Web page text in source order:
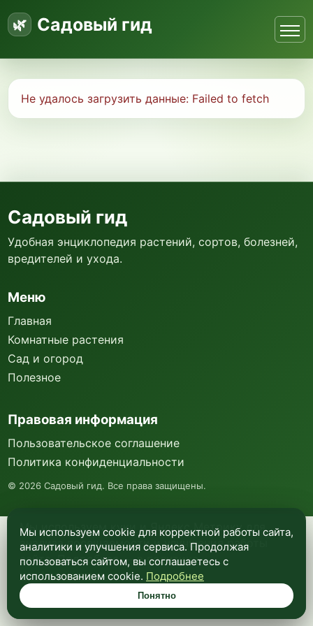
Садовый гид
Не удалось загрузить данные: Failed to fetch
Мы используем куки и Яндекс Метрику для
анализа посещаемости и улучшения работы
сайта. Подробнее —в политике
конфиденциальности.
Понятно
Садовый гид
Удобная энциклопедия растений, сортов, болезней,
вредителей и ухода.
Меню
Главная
Комнатные растения
Сад и огород
Полезное
Правовая информация
Пользовательское соглашение
Политика конфиденциальности
© 2026 Садовый гид. Все права защищены.
Мы используем cookie для корректной работы сайта,
аналитики и улучшения сервиса. Продолжая
пользоваться сайтом, вы соглашаетесь с
использованием cookie. Подробнее
Понятно